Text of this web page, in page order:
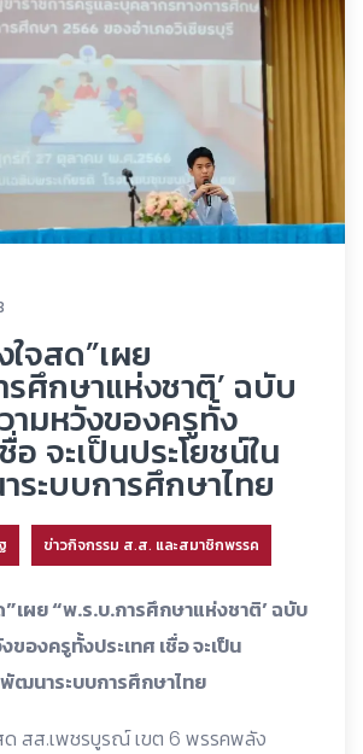
จสด”เผย
รศึกษาแห่งชาติ’ ฉบับ
ามหวังของครูทั้ง
อ จะเป็นประโยชน์ใน
ะบบการศึกษาไทย
ข่าวกิจกรรม ส.ส. และสมาชิกพรรค
เผย “พ.ร.บ.การศึกษาแห่งชาติ’ ฉบับ
ของครูทั้งประเทศ เชื่อ จะเป็น
พัฒนาระบบการศึกษาไทย
ด สส.เพชรบูรณ์ เขต 6 พรรคพลัง